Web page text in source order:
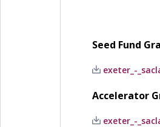
Seed Fund
exeter_-
Accelerator
exeter_-